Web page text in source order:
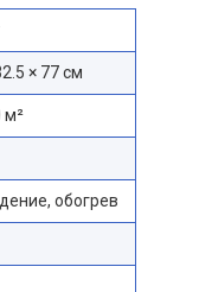
× 77 см
м²
обогрев